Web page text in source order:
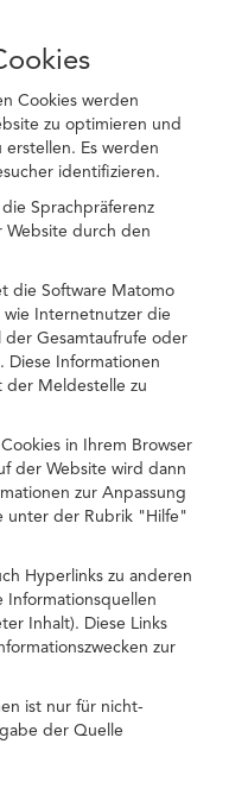
Cookies werden
zu optimieren und
Es werden
identifizieren.
Sprachpräferenz
durch den
die Software Matomo
wie Internetnutzer die
der Gesamtaufrufe oder
Diese Informationen
der Meldestelle zu
in Ihrem Browser
der Website wird dann
zur Anpassung
unter der Rubrik "Hilfe"
Hyperlinks zu anderen
Informationsquellen
Inhalt). Diese Links
zur
ist nur für nicht-
der Quelle